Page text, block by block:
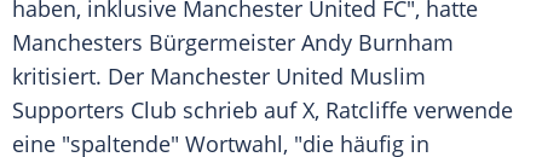
haben, inklusive Manchester United FC", hatte
Manchesters Bürgermeister Andy Burnham
kritisiert. Der Manchester United Muslim
Supporters Club schrieb auf X, Ratcliffe verwende
eine "spaltende" Wortwahl, "die häufig in